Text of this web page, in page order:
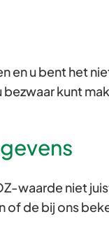
en u bent het
kunt
waarde niet
of de bij ons